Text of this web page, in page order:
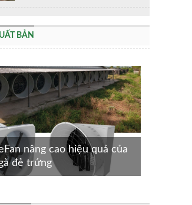
BẢN
nâng cao hiệu quả của
đẻ trứng